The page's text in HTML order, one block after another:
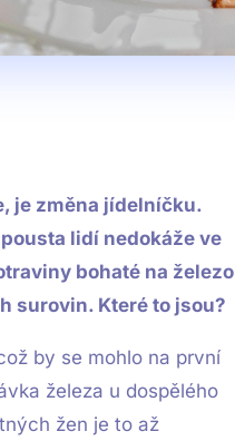
je změna jídelníčku.
lidí nedokáže ve
bohaté na železo
surovin. Které to jsou?
by se mohlo na první
železa u dospělého
žen je to až